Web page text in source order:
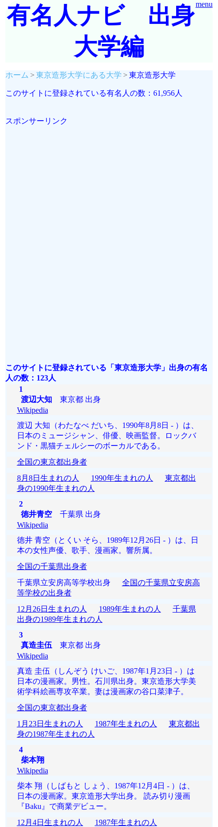
menu
有名人ナビ 出身
大学編
ホーム 東京造形大学にある大学 東京造形大学
このサイトに登録されている有名人の数：61,956人
スポンサーリンク
このサイトに登録されている「東京造形大学」出身の有名
人の数：123人
1
渡辺大知東京都 出身
Wikipedia
渡辺 大知（わたなべ だいち、1990年8月8日 - ）は、
日本のミュージシャン、俳優、映画監督。ロックバ
ンド・黒猫チェルシーのボーカルである。
全国の東京都出身者
8月8日生まれの人
1990年生まれの人
東京都出
身の1990年生まれの人
2
徳井青空千葉県 出身
Wikipedia
徳井 青空（とくい そら、1989年12月26日 - ）は、日
本の女性声優、歌手、漫画家。響所属。
全国の千葉県出身者
千葉県立安房高等学校出身 全国の千葉県立安房高
等学校の出身者
12月26日生まれの人
1989年生まれの人
千葉県
出身の1989年生まれの人
3
真造圭伍 東京都 出身
Wikipedia
真造 圭伍（しんぞう けいご、1987年1月23日 - ）は
日本の漫画家。男性。石川県出身。東京造形大学美
術学科絵画専攻卒業。妻は漫画家の谷口菜津子。
全国の東京都出身者
1月23日生まれの人
1987年生まれの人
東京都出
身の1987年生まれの人
4
柴本翔
Wikipedia
柴本 翔（しばもと しょう、1987年12月4日 - ）は、
日本の漫画家。東京造形大学出身。 読み切り漫画
『Baku』で商業デビュー。
12月4日生まれの人
1987年生まれの人